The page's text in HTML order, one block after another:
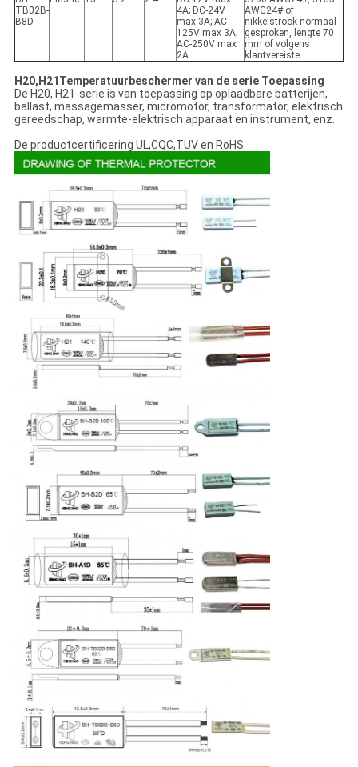
TB02B-
B8D
4A; DC-24V
max 3A; AC-
125V max 3A;
AC-250V max
2A
AWG24# of
nikkelstrook normaal
gesproken, lengte 70
mm of volgens
klantvereiste
H20,H21 Temperatuurbeschermer van de serie Toepassing
De H20, H21-serie is van toepassing op oplaadbare batterijen,
ballast, massagemasser, micromotor, transformator, elektrisch
gereedschap, warmte-elektrisch apparaat en instrument, enz.
De productcertificering UL,CQC,TUV en RoHS.